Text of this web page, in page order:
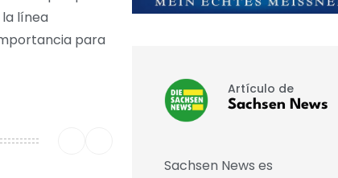
línea
para
Artículo de
Sachsen News
Sachsen News es